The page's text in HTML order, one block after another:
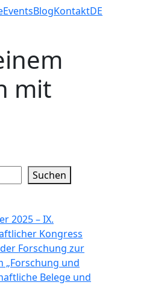
EventsBlogKontaktDE
mit
Suchen
2025 – IX.
Kongress
Forschung zur
„Forschung und
Belege und